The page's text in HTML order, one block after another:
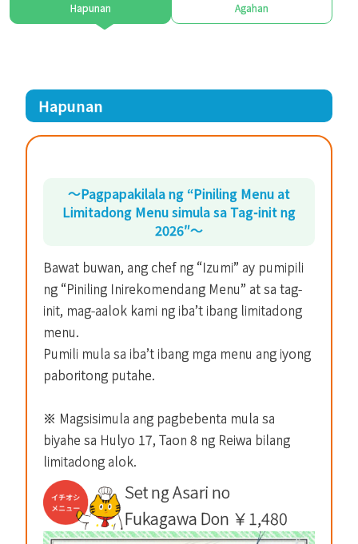
Hapunan Agahan
Hapunan
～Pagpapakilala ng “Piniling Menu at
Limitadong Menu simula sa Tag-init ng
2026″～
Bawat buwan, ang chef ng “Izumi” ay pumipili
ng “Piniling Inirekomendang Menu” at sa tag-
init, mag-aalok kami ng iba’t ibang limitadong
menu.
Pumili mula sa iba’t ibang mga menu ang iyong
paboritong putahe.
※ Magsisimula ang pagbebenta mula sa
biyahe sa Hulyo 17, Taon 8 ng Reiwa bilang
limitadong alok.
Set ng Asari no
Fukagawa Don ￥1,480